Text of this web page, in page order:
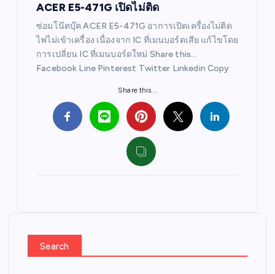
ACER E5-471G เปิดไม่ติด
ซ่อมโน๊ตบุ๊ค ACER E5-471G อาการเปิดเครื่องไม่ติด
ไฟไม่เข้าเครื่อง เนื่องจาก IC ที่เมนบอร์ดเสีย แก้ไขโดย
การเปลี่ยน IC ที่เมนบอร์ดใหม่ Share this…
Facebook Line Pinterest Twitter Linkedin Copy
Share this...
Search